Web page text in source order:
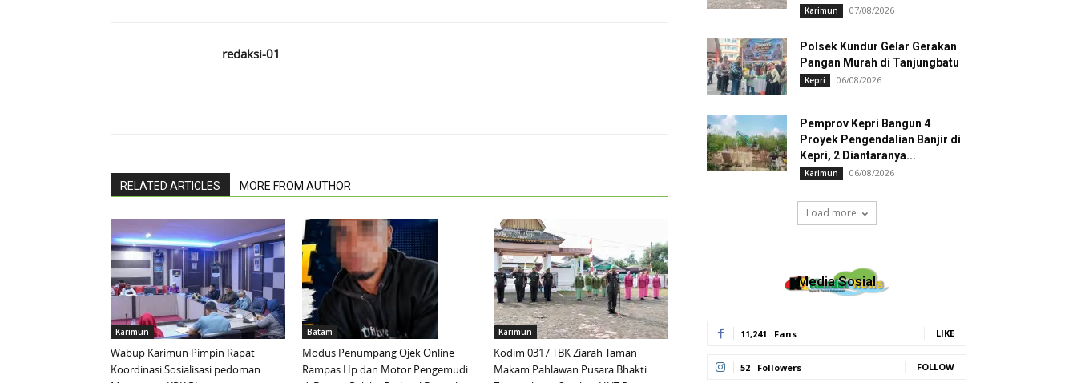
redaksi-01
RELATED ARTICLES MORE FROM AUTHOR
Karimun
Wabup Karimun Pimpin Rapat
Koordinasi Sosialisasi pedoman
Batam
Modus Penumpang Ojek Online
Rampas Hp dan Motor Pengemudi
Karimun
Kodim 0317 TBK Ziarah Taman
Makam Pahlawan Pusara Bhakti
Karimun 07/08/2026
Polsek Kundur Gelar Gerakan
Pangan Murah di Tanjungbatu
Kepri 06/08/2026
Pemprov Kepri Bangun 4
Proyek Pengendalian Banjir di
Kepri, 2 Diantaranya...
Karimun 06/08/2026
Load more
Media Sosial
11,241 Fans LIKE
52 Followers FOLLOW